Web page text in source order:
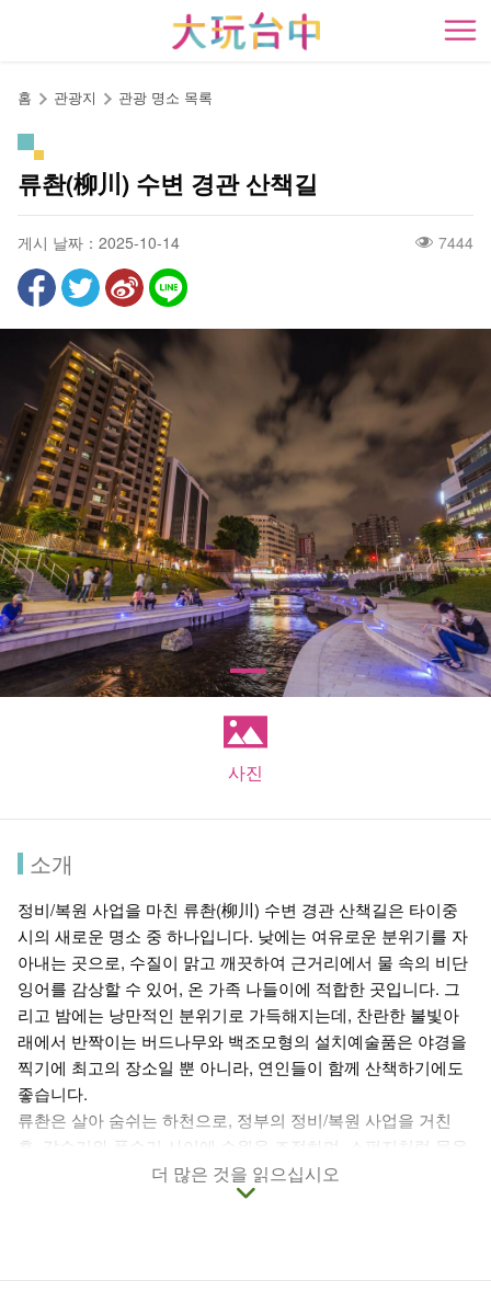
開
홈 관광지 관광 명소 목록
류촨(柳川) 수변 경관 산책길
게시 날짜：2025-10-14 7444
사진
소개
정비/복원 사업을 마친 류촨(柳川) 수변 경관 산책길은 타이중
시의 새로운 명소 중 하나입니다. 낮에는 여유로운 분위기를 자
아내는 곳으로, 수질이 맑고 깨끗하여 근거리에서 물 속의 비단
잉어를 감상할 수 있어, 온 가족 나들이에 적합한 곳입니다. 그
리고 밤에는 낭만적인 분위기로 가득해지는데, 찬란한 불빛아
래에서 반짝이는 버드나무와 백조모형의 설치예술품은 야경을
찍기에 최고의 장소일 뿐 아니라, 연인들이 함께 산책하기에도
좋습니다.
류촨은 살아 숨쉬는 하천으로, 정부의 정비/복원 사업을 거친
후, 갈수기와 풍수기 사이에 수원을 조절하며, 스펀지처럼 물을
흡수하는 탄력적인 공간으로 재탄생하였습니다.
수질과 생태 두 가지를 모두 고려하여, 류촨의 수원은 상류의 오
준으로 낮추어졌습니다. 강변 양측에는 37그루의 교목을 옮겨
더 많은 것을 읽으십시오